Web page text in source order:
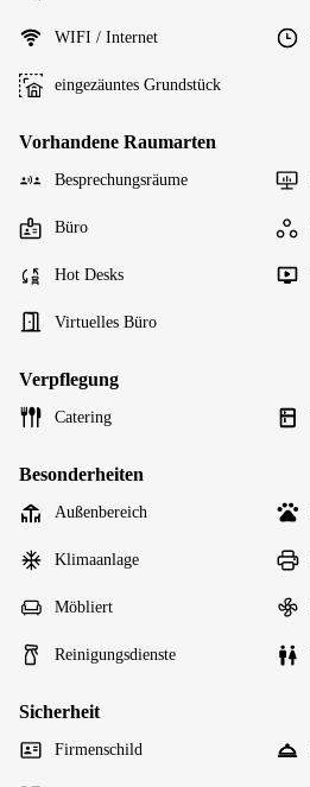
WIFI / Internet
eingezäuntes Grundstück
Vorhandene Raumarten
Besprechungsräume
Büro
Hot Desks
Virtuelles Büro
Verpflegung
Catering
Besonderheiten
Außenbereich
Klimaanlage
Möbliert
Reinigungsdienste
Sicherheit
Firmenschild